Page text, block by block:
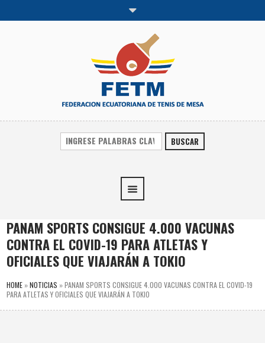
BUSCAR
PANAM SPORTS CONSIGUE 4.000 VACUNAS
CONTRA EL COVID-19 PARA ATLETAS Y
OFICIALES QUE VIAJARÁN A TOKIO
HOME »NOTICIAS »PANAM SPORTS CONSIGUE 4.000 VACUNAS CONTRA EL COVID-19
PARA ATLETAS Y OFICIALES QUE VIAJARÁN A TOKIO